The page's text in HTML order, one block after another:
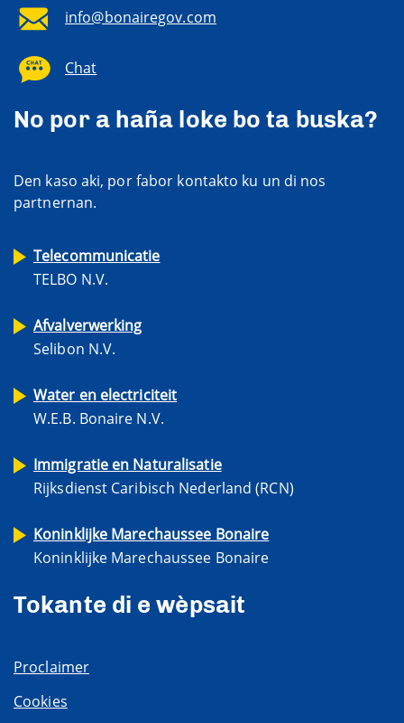
info@bonairegov.com
Chat
No por a haña loke bo ta buska?
Den kaso aki, por fabor kontakto ku un di nos
partnernan.
Telecommunicatie
TELBO N.V.
Afvalverwerking
Selibon N.V.
Water en electriciteit
W.E.B. Bonaire N.V.
Immigratie en Naturalisatie
Rijksdienst Caribisch Nederland (RCN)
Koninklijke Marechaussee Bonaire
Koninklijke Marechaussee Bonaire
Tokante di e wèpsait
Proclaimer
Cookies